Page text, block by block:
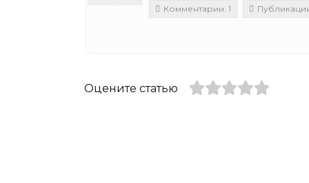
Комментарии: 1
Оцените статью